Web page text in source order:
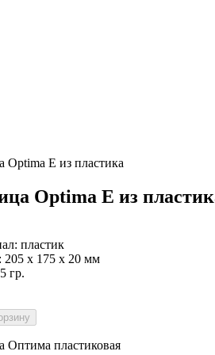
Optima E из
пластик
205 x 175 x 20 мм
гр.